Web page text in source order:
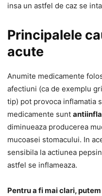
insa un astfel de caz se
Principalele
acute
Anumite medicamente
afectiuni (ca de exemplu
tip) pot provoca inflamatia
medicamente sunt
diminueaza producerea
mucoasei stomacului. In
sensibila la actiunea
astfel se inflameaza.
Pentru a fi mai clari,